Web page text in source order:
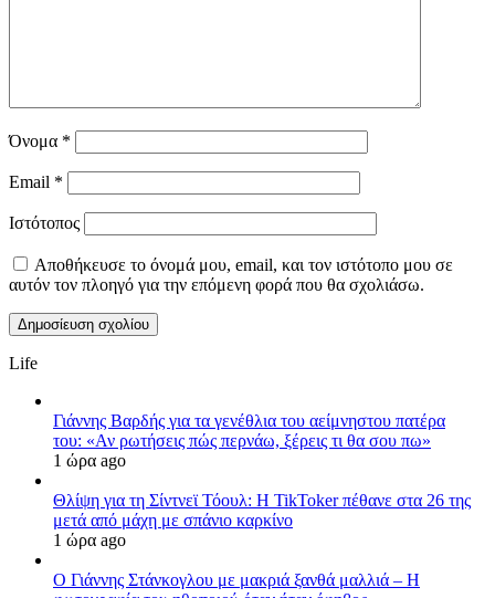
Όνομα *
Email *
Ιστότοπος
Αποθήκευσε το όνομά μου, email, και τον ιστότοπο μου σε
αυτόν τον πλοηγό για την επόμενη φορά που θα σχολιάσω.
Life
Γιάννης Βαρδής για τα γενέθλια του αείμνηστου πατέρα
του: «Αν ρωτήσεις πώς περνάω, ξέρεις τι θα σου πω»
1 ώρα ago
Θλίψη για τη Σίντνεϊ Τόουλ: Η TikToker πέθανε στα 26 της
μετά από μάχη με σπάνιο καρκίνο
1 ώρα ago
Ο Γιάννης Στάνκογλου με μακριά ξανθά μαλλιά – Η